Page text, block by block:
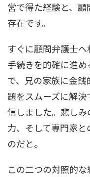
営で得た経験と、
存在です。
すぐに顧問弁護士
手続きを的確に進
で、兄の家族に金
題をスムーズに解
信しました。悲し
力、そして専門家
のだと。
この二つの対照的